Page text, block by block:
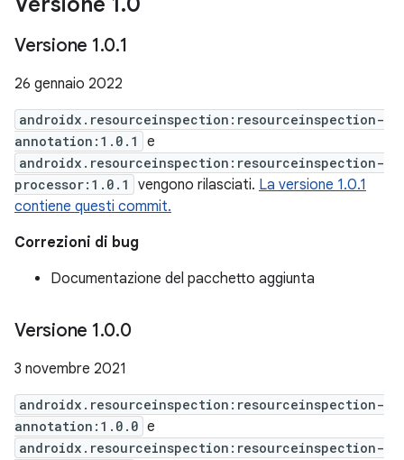
Versione 1.0.1
26 gennaio 2022
androidx.resourceinspection:resourceinspection-
annotation:1.0.1
e
androidx.resourceinspection:resourceinspection-
processor:1.0.1
vengono rilasciati. La versione 1.0.1
contiene questi commit.
Correzioni di bug
Documentazione del pacchetto aggiunta
Versione 1.0.0
3 novembre 2021
androidx.resourceinspection:resourceinspection-
annotation:1.0.0 e
androidx.resourceinspection:resourceinspection-